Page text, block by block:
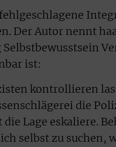
Der Autor nennt
ist:
kontrollieren
die
Lage eskaliere.
selbst zu suchen,